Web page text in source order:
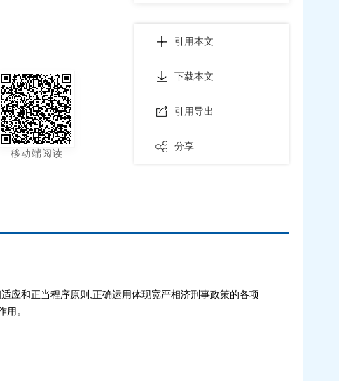
移动端阅读
引用本文
下载本文
引用导出
分享
应和正当程序原则,正确运用体现宽严相济刑事政策的各项
。